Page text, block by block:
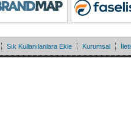
Sık Kullanılanlara Ekle Kurumsal